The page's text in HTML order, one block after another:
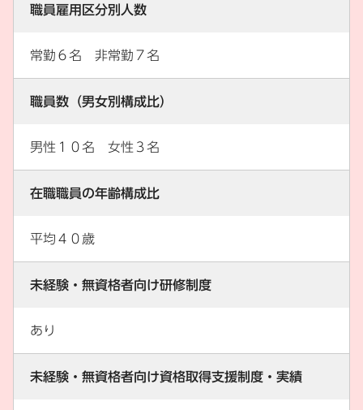
職員雇用区分別人数
常勤６名 非常勤７名
職員数（男女別構成比）
男性１０名 女性３名
在職職員の年齢構成比
平均４０歳
未経験・無資格者向け研修制度
あり
未経験・無資格者向け資格取得支援制度・実績